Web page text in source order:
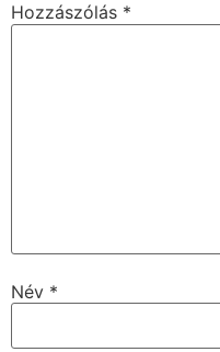
Hozzászólás *
Név *